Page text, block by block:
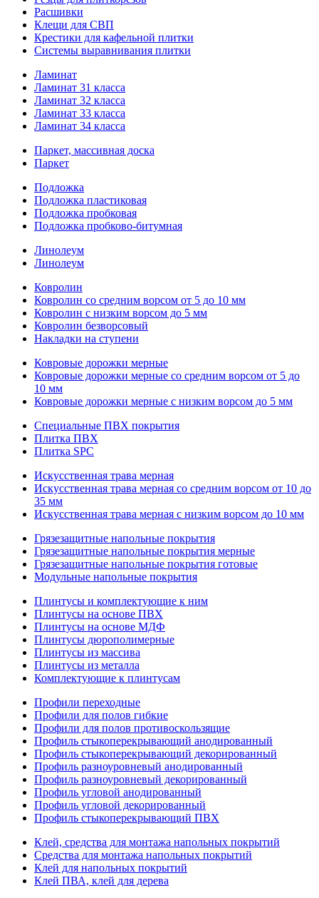
Расшивки
Клещи для СВП
Крестики для кафельной плитки
Системы выравнивания плитки
Ламинат
Ламинат 31 класса
Ламинат 32 класса
Ламинат 33 класса
Ламинат 34 класса
Паркет, массивная доска
Паркет
Подложка
Подложка пластиковая
Подложка пробковая
Подложка пробково-битумная
Линолеум
Линолеум
Ковролин
Ковролин со средним ворсом от 5 до 10 мм
Ковролин с низким ворсом до 5 мм
Ковролин безворсовый
Накладки на ступени
Ковровые дорожки мерные
Ковровые дорожки мерные со средним ворсом от 5 до
10 мм
Ковровые дорожки мерные с низким ворсом до 5 мм
Специальные ПВХ покрытия
Плитка ПВХ
Плитка SPC
Искуccтвенная трава мерная
Искусственная трава мерная со средним ворсом от 10 до
35 мм
Искусственная трава мерная с низким ворсом до 10 мм
Грязезащитные напольные покрытия
Грязезащитные напольные покрытия мерные
Грязезащитные напольные покрытия готовые
Модульные напольные покрытия
Плинтусы и комплектующие к ним
Плинтусы на основе ПВХ
Плинтусы на основе МДФ
Плинтусы дюрополимерные
Плинтусы из массива
Плинтусы из металла
Комплектующие к плинтусам
Профили переходные
Профили для полов гибкие
Профили для полов противоскользящие
Профиль стыкоперекрывающий анодированный
Профиль стыкоперекрывающий декорированный
Профиль разноуровневый анодированный
Профиль разноуровневый декорированный
Профиль угловой анодированный
Профиль угловой декорированный
Профиль стыкоперекрывающий ПВХ
Клей, средства для монтажа напольных покрытий
Средства для монтажа напольных покрытий
Клей для напольных покрытий
Клей ПВА, клей для дерева